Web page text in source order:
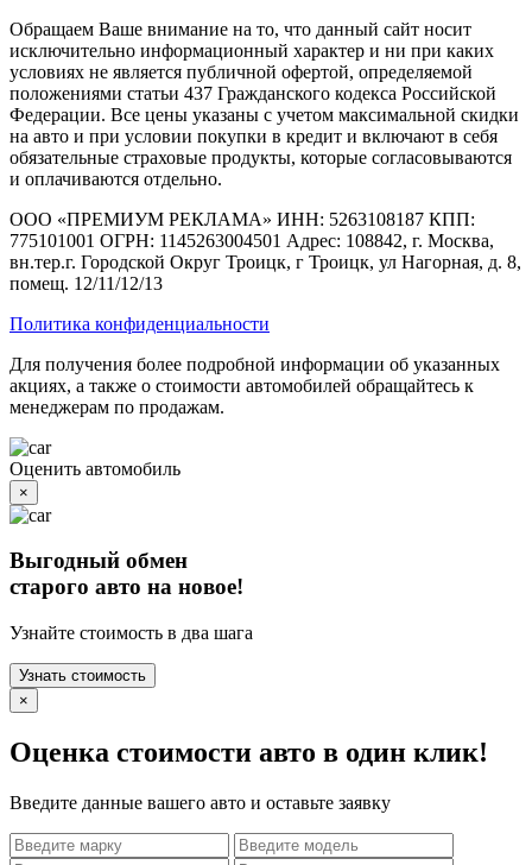
Обращаем Ваше внимание на то, что данный сайт носит
исключительно информационный характер и ни при каких
условиях не является публичной офертой, определяемой
положениями статьи 437 Гражданского кодекса Российской
Федерации. Все цены указаны с учетом максимальной скидки
на авто и при условии покупки в кредит и включают в себя
обязательные страховые продукты, которые согласовываются
и оплачиваются отдельно.
ООО «ПРЕМИУМ РЕКЛАМА» ИНН: 5263108187 КПП:
775101001 ОГРН: 1145263004501 Адрес: 108842, г. Москва,
вн.тер.г. Городской Округ Троицк, г Троицк, ул Нагорная, д. 8,
помещ. 12/11/12/13
Политика конфиденциальности
Для получения более подробной информации об указанных
акциях, а также о стоимости автомобилей обращайтесь к
менеджерам по продажам.
Оценить автомобиль
×
Выгодный обмен
старого авто на новое!
Узнайте стоимость в два шага
Узнать стоимость
×
Оценка стоимости авто в один клик!
Введите данные вашего авто и оставьте заявку